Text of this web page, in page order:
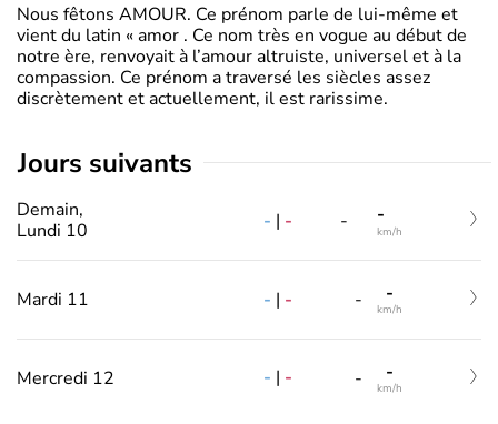
Nous fêtons AMOUR. Ce prénom parle de lui-même et
vient du latin « amor . Ce nom très en vogue au début de
notre ère, renvoyait à l’amour altruiste, universel et à la
compassion. Ce prénom a traversé les siècles assez
discrètement et actuellement, il est rarissime.
jours suivants
Demain,
Lundi 10
- | - - -
km/h
Mardi 11 - | - - -
km/h
Mercredi 12 - | - - -
km/h